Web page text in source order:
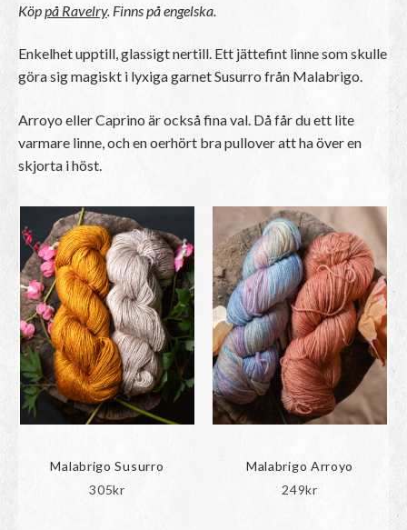
Köppå Ravelry. Finns på engelska.
Enkelhet upptill, glassigt nertill. Ett jättefint linne som skulle
göra sig magiskt i lyxiga garnet Susurro från Malabrigo.
Arroyo eller Caprino är också fina val. Då får du ett lite
varmare linne, och en oerhört bra pullover att ha över en
skjorta i höst.
Malabrigo Susurro
305kr
Malabrigo Arroyo
249kr